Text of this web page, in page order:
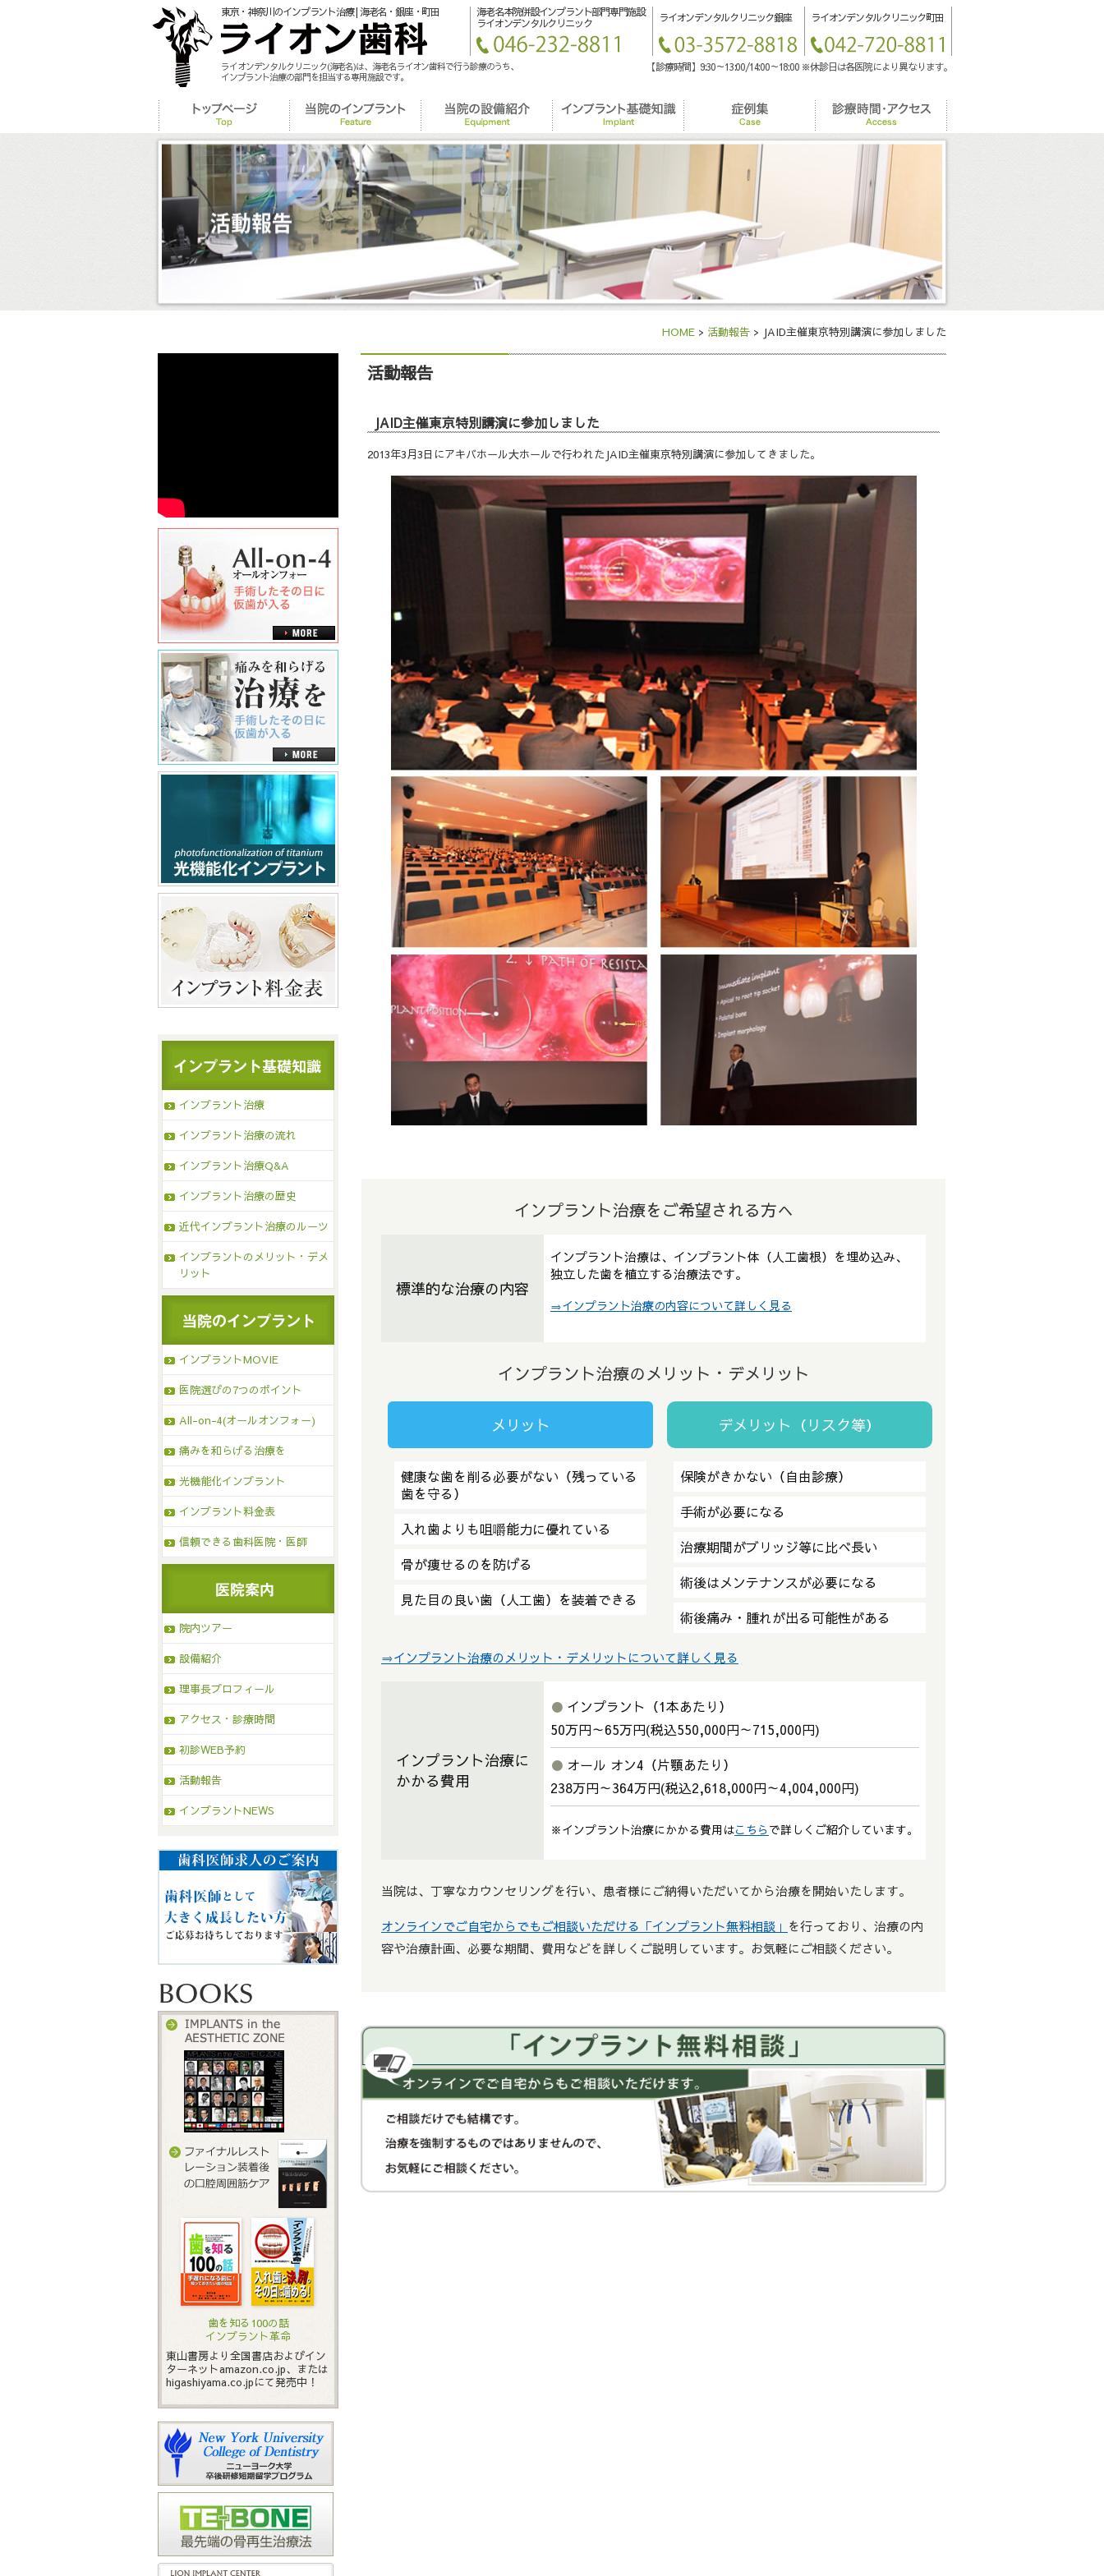
東京・神奈川のインプラント治療 | 海老名・銀座・町田
海老名本院併設インプラント部門専門施設
ライオンデンタルクリニック
ライオンデンタルクリニック銀座 ライオンデンタルクリニック町田
ライオンデンタルクリニック(海老名)は、海老名ライオン歯科で行う診療のうち、
インプラント治療の部門を担当する専用施設です。
【診療時間】9:30～13:00/14:00～18:00 ※休診日は各医院により異なります。
HOME > 活動報告 > JAID主催東京特別講演に参加しました
活動報告
JAID主催東京特別講演に参加しました
2013年3月3日にアキバホール大ホールで行われたJAID主催東京特別講演に参加してきました。
インプラント治療をご希望される方へ
標準的な治療の内容
インプラント治療は、インプラント体（人工歯根）を埋め込み、
独立した歯を植立する治療法です。
⇒インプラント治療の内容について詳しく見る
インプラント治療のメリット・デメリット
メリット
健康な歯を削る必要がない （残っている
歯を守る）
入れ歯よりも咀嚼能力に優れている
骨が痩せるのを防げる
見た目の良い歯（人工歯）を装着できる
デメリット（リスク等）
保険がきかない（自由診療）
手術が必要になる
治療期間がブリッジ等に比べ長い
術後はメンテナンスが必要になる
術後痛み・腫れが出る可能性がある
⇒インプラント治療のメリット・デメリットについて詳しく見る
インプラント治療に
かかる費用
● インプラント（1本あたり）
50万円～65万円(税込550,000円～715,000円)
● オール オン4（片顎あたり）
238万円～364万円(税込2,618,000円～4,004,000円)
※インプラント治療にかかる費用はこちら で詳しくご紹介しています。
当院は、丁寧なカウンセリングを行い、患者様にご納得いただいてから治療を開始いたします。
オンラインでご自宅からでもご相談いただける「インプラント無料相談」 を行っており、治療の内
容や治療計画、必要な期間、費用などを詳しくご説明しています。お気軽にご相談ください。
インプラント治療
インプラント治療の流れ
インプラント治療Q&A
インプラント治療の歴史
近代インプラント治療のルーツ
インプラントのメリット・デメ
リット
インプラントMOVIE
医院選びの7つのポイント
All-on-4(オールオンフォー)
痛みを和らげる治療を
光機能化インプラント
インプラント料金表
信頼できる歯科医院・医師
院内ツアー
設備紹介
理事長プロフィール
アクセス・診療時間
初診WEB予約
活動報告
インプラントNEWS
歯を知る100の話
インプラント革命
東山書房より全国書店およびイン
ターネットamazon.co.jp、または
higashiyama.co.jpにて発売中！